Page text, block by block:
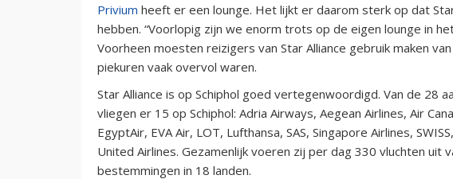
Privium heeft er een lounge. Het lijkt er daarom sterk op dat
hebben. “Voorlopig zijn we enorm trots op de eigen lounge in
Voorheen moesten reizigers van Star Alliance gebruik maken
piekuren vaak overvol waren.
Star Alliance is op Schiphol goed vertegenwoordigd. Van de 28
vliegen er 15 op Schiphol: Adria Airways, Aegean Airlines, Air
EgyptAir, EVA Air, LOT, Lufthansa, SAS, Singapore Airlines,
United Airlines. Gezamenlijk voeren zij per dag 330 vluchten uit
bestemmingen in 18 landen.